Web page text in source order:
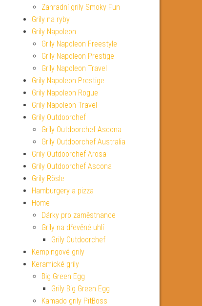
Zahradní grily Smoky Fun
Grily na ryby
Grily Napoleon
Grily Napoleon Freestyle
Grily Napoleon Prestige
Grily Napoleon Travel
Grily Napoleon Prestige
Grily Napoleon Rogue
Grily Napoleon Travel
Grily Outdoorchef
Grily Outdoorchef Ascona
Grily Outdoorchef Australia
Grily Outdoorchef Arosa
Grily Outdoorchef Ascona
Grily Rösle
Hamburgery a pizza
Home
Dárky pro zaměstnance
Grily na dřevěné uhlí
Grily Outdoorchef
Kempingové grily
Keramické grily
Big Green Egg
Grily Big Green Egg
Kamado grily PitBoss